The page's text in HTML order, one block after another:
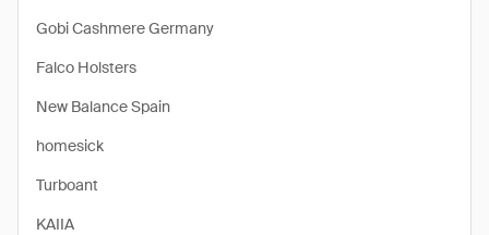
Gobi Cashmere Germany
Falco Holsters
New Balance Spain
homesick
Turboant
KAIIA